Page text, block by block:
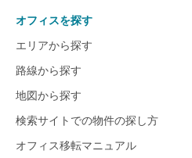
オフィスを探す
エリアから探す
路線から探す
地図から探す
検索サイトでの物件の探し方
オフィス移転マニュアル